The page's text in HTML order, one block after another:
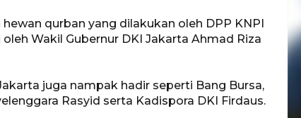
qurban yang dilakukan oleh DPP KNPI
Wakil Gubernur DKI Jakarta Ahmad Riza
juga nampak hadir seperti Bang Bursa,
Rasyid serta Kadispora DKI Firdaus.
Pelanggan Filaha Farm setia
sampai 8 tahan?